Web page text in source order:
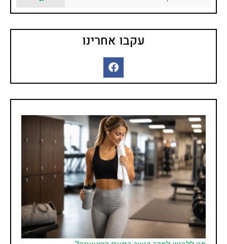
עקבו אחרינו